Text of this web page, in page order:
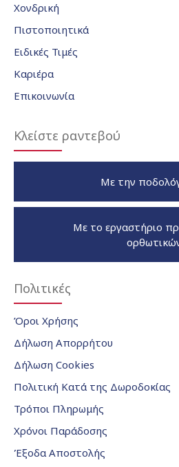
Χονδρική
Πιστοποιητικά
Ειδικές Τιμές
Καριέρα
Επικοινωνία
Κλείστε ραντεβού
Με την
Με το εργαστήριο
Πολιτικές
Όροι Χρήσης
Δήλωση Απορρήτου
Δήλωση Cookies
Πολιτική Κατά της Δωροδοκίας
Τρόποι Πληρωμής
Χρόνοι Παράδοσης
Έξοδα Αποστολής